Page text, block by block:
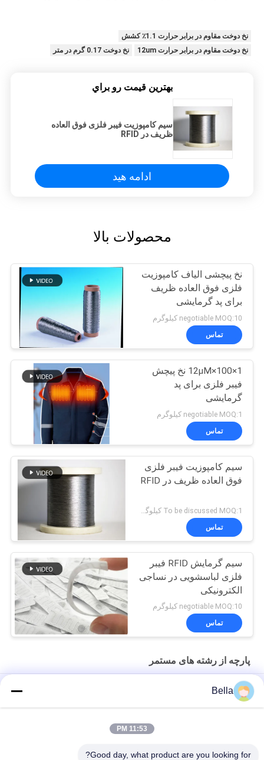
نخ دوخت مقاوم در برابر حرارت 1.1٪ کشش
نخ دوخت مقاوم در برابر حرارت 12um
نخ دوخت 0.17 گرم در متر
بهترين قيمت رو براي
سیم کامپوزیت فیبر فلزی فوق العاده
ظریف در RFID
ادامه هید
محصولات بالا
نخ پیچشی الیاف کامپوزیت
فلزی فوق العاده ظریف
برای پد گرمایشی
negotiable MOQ:10 کیلوگرم
تماس
12μM×100×1 نخ پیچش
فیبر فلزی برای پد
گرمایشی
negotiable MOQ:1 کیلوگرم
تماس
سیم کامپوزیت فیبر فلزی
فوق العاده ظریف در RFID
To be discussed MOQ:1 کیلوگرم
تماس
سیم گرمایش RFID فیبر
فلزی لباسشویی در نساجی
الکترونیکی
negotiable MOQ:10 کیلوگرم
تماس
پارچه از رشته های مستمر
نخ ریسیده رسانای الکتریکی 12 میلی متری
نخ دوخت مقاوم در برابر حرارت فولاد ضد زنگ 316L ، مقاومت در
Bella
11:53 PM
Good day, what product are you looking for?